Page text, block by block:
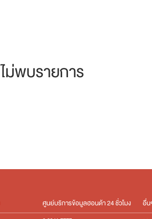
ไม่พบรายการ
ศูนย์บริการข้อมูลฮอนด้า 24 ชั่วโมง อื่